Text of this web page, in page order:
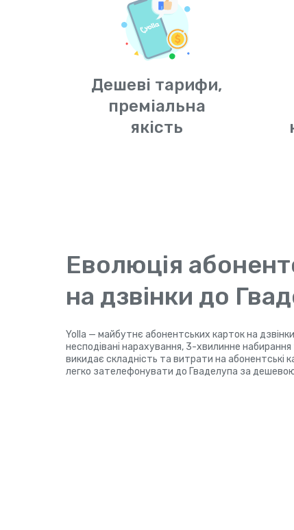
Дешеві тарифи,
преміальна
якість
Еволюція
на дзвінки до
Yolla — майбутнє абонентських карток на
несподівані нарахування, 3-хвилинне
викидає складність та витрати на абонентські
легко зателефонувати до Гваделупа за